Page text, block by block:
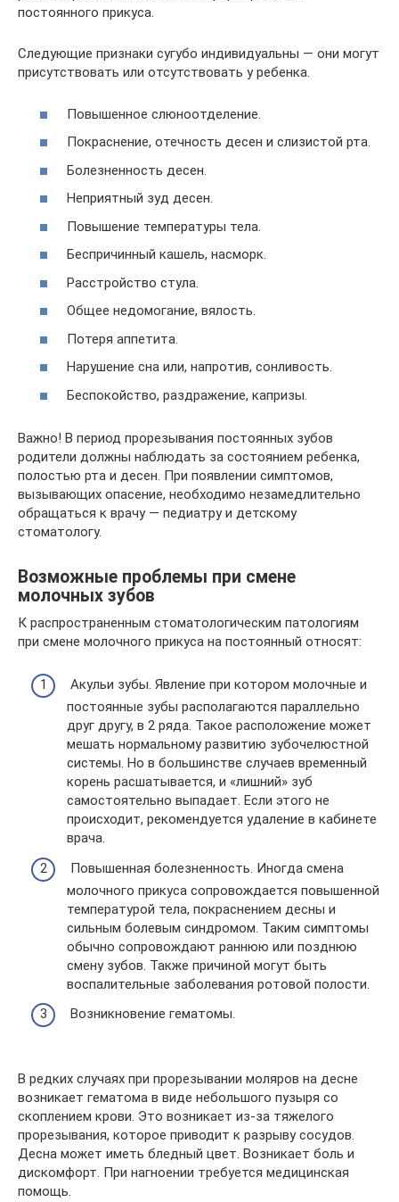
постоянного прикуса.
Следующие признаки сугубо индивидуальны — они могут
присутствовать или отсутствовать у ребенка.
Повышенное слюноотделение.
Покраснение, отечность десен и слизистой рта.
Болезненность десен.
Неприятный зуд десен.
Повышение температуры тела.
Беспричинный кашель, насморк.
Расстройство стула.
Общее недомогание, вялость.
Потеря аппетита.
Нарушение сна или, напротив, сонливость.
Беспокойство, раздражение, капризы.
Важно! В период прорезывания постоянных зубов
родители должны наблюдать за состоянием ребенка,
полостью рта и десен. При появлении симптомов,
вызывающих опасение, необходимо незамедлительно
обращаться к врачу — педиатру и детскому
стоматологу.
Возможные проблемы при смене
молочных зубов
К распространенным стоматологическим патологиям
при смене молочного прикуса на постоянный относят:
Акульи зубы. Явление при котором молочные и
постоянные зубы располагаются параллельно
друг другу, в 2 ряда. Такое расположение может
мешать нормальному развитию зубочелюстной
системы. Но в большинстве случаев временный
корень расшатывается, и «лишний» зуб
самостоятельно выпадает. Если этого не
происходит, рекомендуется удаление в кабинете
врача.
Повышенная болезненность. Иногда смена
молочного прикуса сопровождается повышенной
температурой тела, покраснением десны и
сильным болевым синдромом. Таким симптомы
обычно сопровождают раннюю или позднюю
смену зубов. Также причиной могут быть
воспалительные заболевания ротовой полости.
Возникновение гематомы.
В редких случаях при прорезывании моляров на десне
возникает гематома в виде небольшого пузыря со
скоплением крови. Это возникает из-за тяжелого
прорезывания, которое приводит к разрыву сосудов.
Десна может иметь бледный цвет. Возникает боль и
дискомфорт. При нагноении требуется медицинская
помощь.